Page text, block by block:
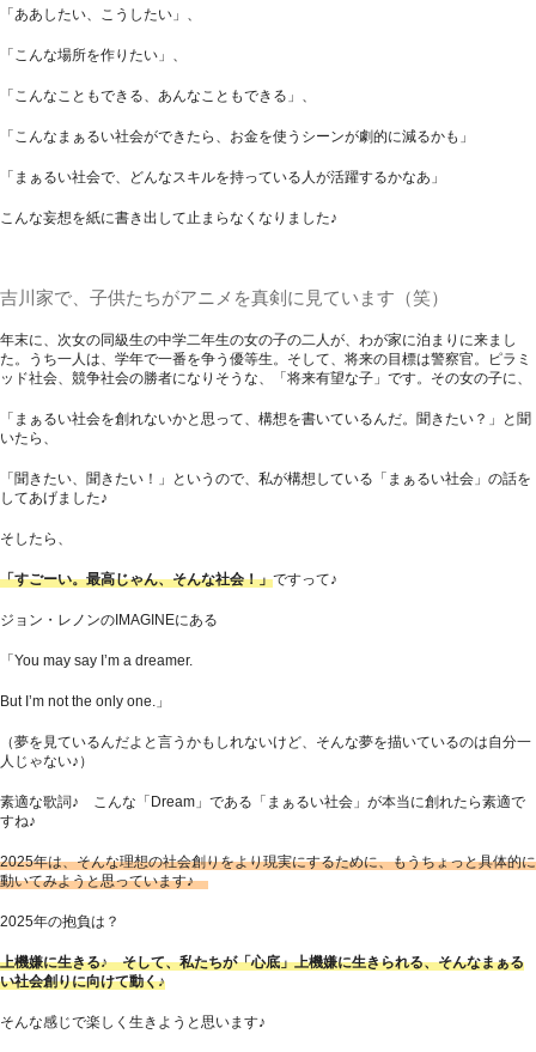
「ああしたい、こうしたい」、
「こんな場所を作りたい」、
「こんなこともできる、あんなこともできる」、
「こんなまぁるい社会ができたら、お金を使うシーンが劇的に減るかも」
「まぁるい社会で、どんなスキルを持っている人が活躍するかなあ」
こんな妄想を紙に書き出して止まらなくなりました♪
吉川家で、子供たちがアニメを真剣に見ています（笑）
年末に、次女の同級生の中学二年生の女の子の二人が、わが家に泊まりに来まし
た。うち一人は、学年で一番を争う優等生。そして、将来の目標は警察官。ピラミ
ッド社会、競争社会の勝者になりそうな、「将来有望な子」です。その女の子に、
「まぁるい社会を創れないかと思って、構想を書いているんだ。聞きたい？」と聞
いたら、
「聞きたい、聞きたい！」というので、私が構想している「まぁるい社会」の話を
してあげました♪
そしたら、
「すごーい。最高じゃん、そんな社会！」ですって♪
ジョン・レノンのIMAGINEにある
「You may say I’m a dreamer.
But I’m not the only one.」
（夢を見ているんだよと言うかもしれないけど、そんな夢を描いているのは自分一
人じゃない♪）
素適な歌詞♪ こんな「Dream」である「まぁるい社会」が本当に創れたら素適で
すね♪
2025年は、そんな理想の社会創りをより現実にするために、もうちょっと具体的に
動いてみようと思っています♪
2025年の抱負は？
上機嫌に生きる♪ そして、私たちが「心底」上機嫌に生きられる、そんなまぁる
い社会創りに向けて動く♪
そんな感じで楽しく生きようと思います♪